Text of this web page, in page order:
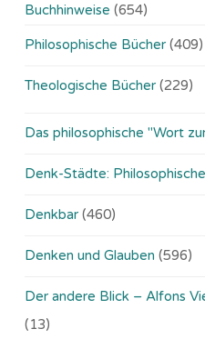
Buchhinweise (654)
Philosophische Bücher (409)
Theologische Bücher (229)
Das philosophische "Wort
Denk-Städte:
Denkbar (460)
Denken und Glauben (596)
Der andere Blick – Alfons
(13)